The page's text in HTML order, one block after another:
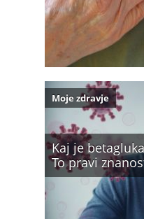
Kaj je
To pravi
Moje zdravje